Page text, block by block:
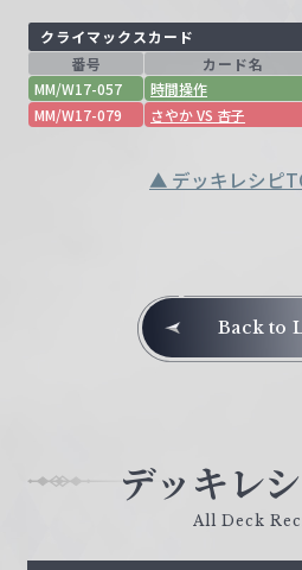
クライマックスカード
番号
カード名
MM/W17-057
時間操作
MM/W17-079
さやか VS 杏子
▲ デッキレシピ
Back to
デッキレ
All Deck